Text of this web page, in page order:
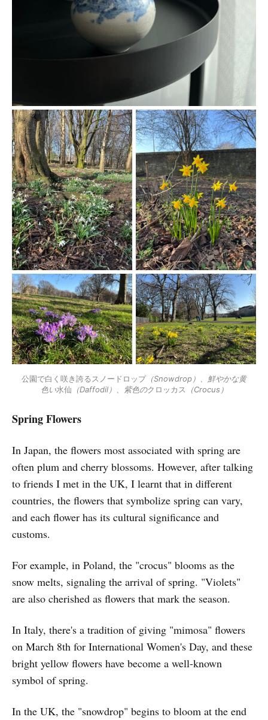
公園で白く咲き誇るスノードロップ（Snowdrop）、鮮やかな黄
色い水仙 （Daffodil）、紫色のクロッカス （Crocus）
Spring Flowers
In Japan, the flowers most associated with spring are
often plum and cherry blossoms. However, after talking
to friends I met in the UK, I learnt that in different
countries, the flowers that symbolize spring can vary,
and each flower has its cultural significance and
customs.
For example, in Poland, the "crocus" blooms as the
snow melts, signaling the arrival of spring. "Violets"
are also cherished as flowers that mark the season.
In Italy, there's a tradition of giving "mimosa" flowers
on March 8th for International Women's Day, and these
bright yellow flowers have become a well-known
symbol of spring.
In the UK, the "snowdrop" begins to bloom at the end